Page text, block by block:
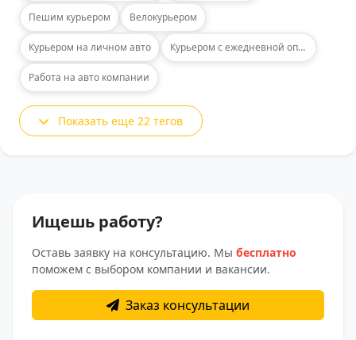
Пешим курьером Велокурьером
Курьером на личном авто Курьером с ежедневной оплатой
Работа на авто компании
Показать еще 22 тегов
Ищешь работу?
Оставь заявку на консультацию. Мы бесплатно
поможем с выбором компании и вакансии.
Заказ консультации